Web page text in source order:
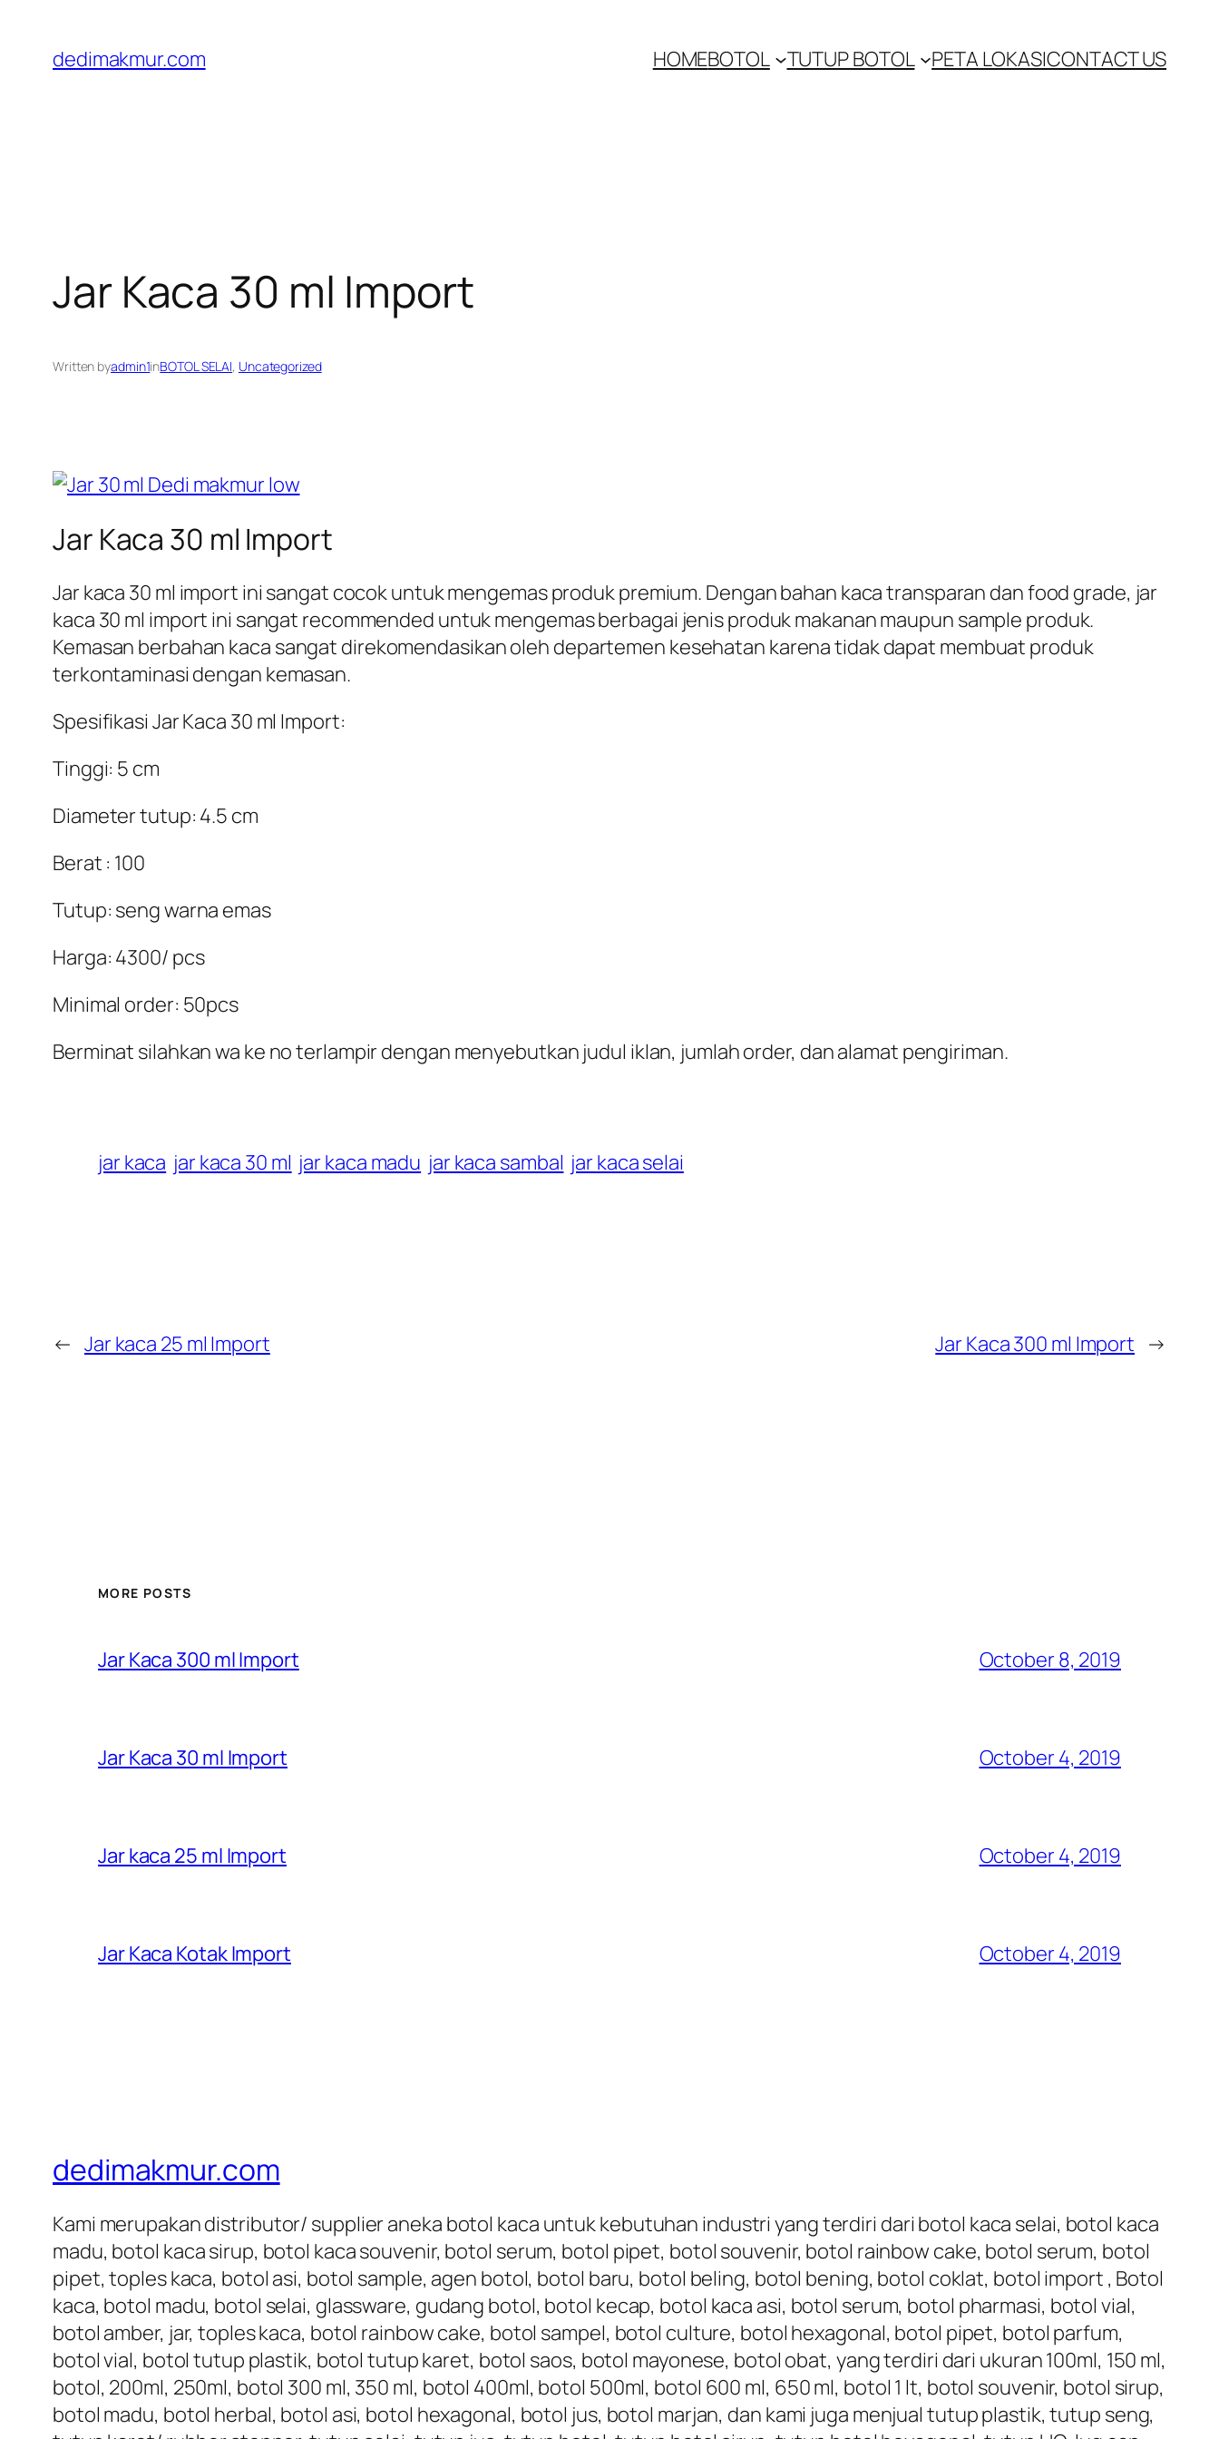
content
dedimakmur.com HOMEBOTOL TUTUP BOTOL PETA LOKASICONTACT US
Jar Kaca 30 ml Import
Written byadmin1inBOTOL SELAI, Uncategorized
Jar Kaca 30 ml Import
Jar kaca 30 ml import ini sangat cocok untuk mengemas produk premium. Dengan bahan kaca transparan dan food grade, jar
kaca 30 ml import ini sangat recommended untuk mengemas berbagai jenis produk makanan maupun sample produk.
Kemasan berbahan kaca sangat direkomendasikan oleh departemen kesehatan karena tidak dapat membuat produk
terkontaminasi dengan kemasan.
Spesifikasi Jar Kaca 30 ml Import:
Tinggi: 5 cm
Diameter tutup: 4.5 cm
Berat : 100
Tutup: seng warna emas
Harga: 4300/ pcs
Minimal order: 50pcs
Berminat silahkan wa ke no terlampir dengan menyebutkan judul iklan, jumlah order, dan alamat pengiriman.
jar kaca jar kaca 30 ml jar kaca madu jar kaca sambal jar kaca selai
← Jar kaca 25 ml Import Jar Kaca 300 ml Import →
MORE POSTS
Jar Kaca 300 ml Import October 8, 2019
Jar Kaca 30 ml Import October 4, 2019
Jar kaca 25 ml Import October 4, 2019
Jar Kaca Kotak Import October 4, 2019
dedimakmur.com
Kami merupakan distributor/ supplier aneka botol kaca untuk kebutuhan industri yang terdiri dari botol kaca selai, botol kaca
madu, botol kaca sirup, botol kaca souvenir, botol serum, botol pipet, botol souvenir, botol rainbow cake, botol serum, botol
pipet, toples kaca, botol asi, botol sample, agen botol, botol baru, botol beling, botol bening, botol coklat, botol import , Botol
kaca, botol madu, botol selai, glassware, gudang botol, botol kecap, botol kaca asi, botol serum, botol pharmasi, botol vial,
botol amber, jar, toples kaca, botol rainbow cake, botol sampel, botol culture, botol hexagonal, botol pipet, botol parfum,
botol vial, botol tutup plastik, botol tutup karet, botol saos, botol mayonese, botol obat, yang terdiri dari ukuran 100ml, 150 ml,
botol, 200ml, 250ml, botol 300 ml, 350 ml, botol 400ml, botol 500ml, botol 600 ml, 650 ml, botol 1 lt, botol souvenir, botol sirup,
botol madu, botol herbal, botol asi, botol hexagonal, botol jus, botol marjan, dan kami juga menjual tutup plastik, tutup seng,